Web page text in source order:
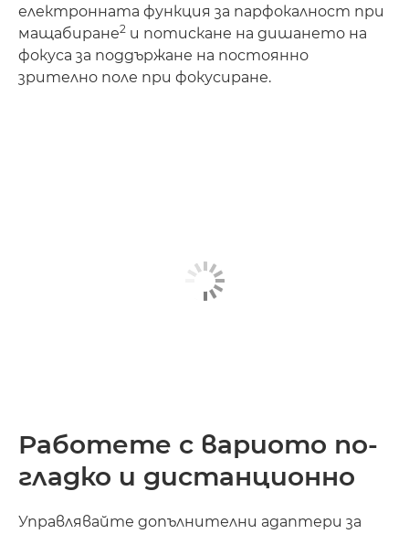
електронната функция за парфокалност при
мащабиране2 и потискане на дишането на
фокуса за поддържане на постоянно
зрително поле при фокусиране.
Работете с вариото по-
гладко и дистанционно
Управлявайте допълнителни адаптери за